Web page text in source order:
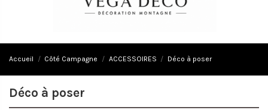
Accueil Côté Campagne ACCESSOIRES Déco à poser
Déco à poser